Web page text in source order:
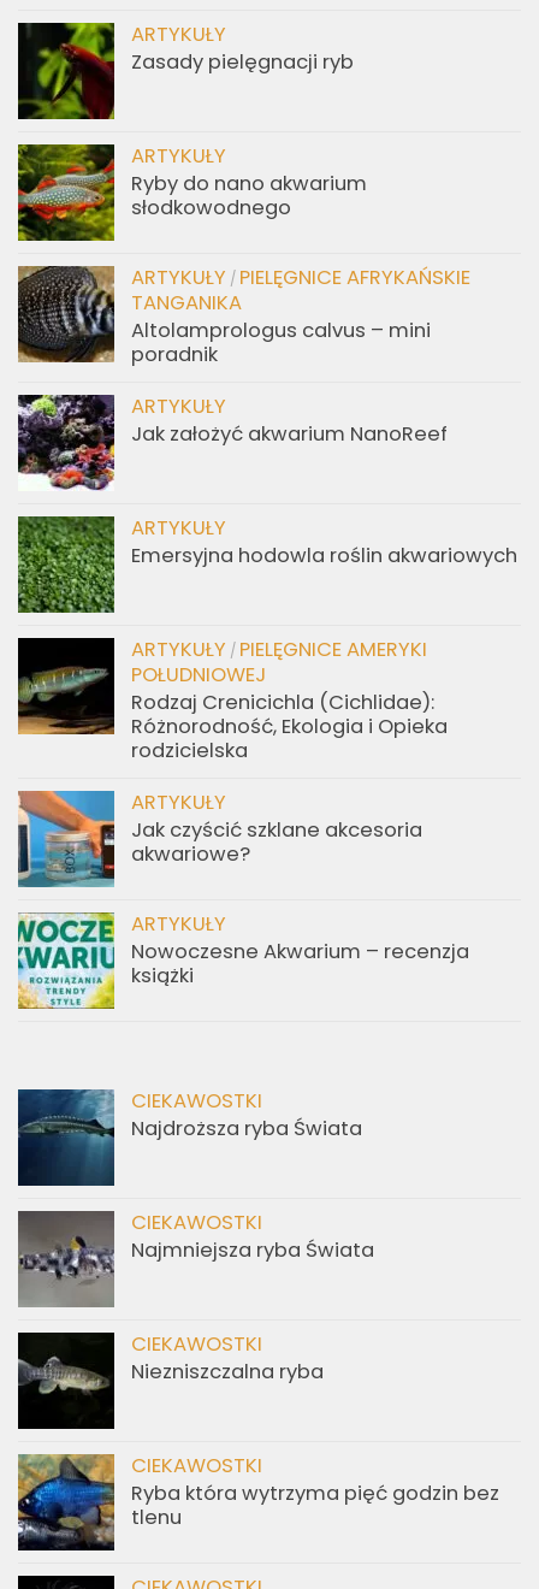
ARTYKUŁY
Zasady pielęgnacji ryb
ARTYKUŁY
Ryby do nano akwarium
słodkowodnego
ARTYKUŁY / PIELĘGNICE AFRYKAŃSKIE
TANGANIKA
Altolamprologus calvus – mini
poradnik
ARTYKUŁY
Jak założyć akwarium NanoReef
ARTYKUŁY
Emersyjna hodowla roślin akwariowych
ARTYKUŁY / PIELĘGNICE AMERYKI
POŁUDNIOWEJ
Rodzaj Crenicichla (Cichlidae):
Różnorodność, Ekologia i Opieka
rodzicielska
ARTYKUŁY
Jak czyścić szklane akcesoria
akwariowe?
ARTYKUŁY
Nowoczesne Akwarium – recenzja
książki
CIEKAWOSTKI
Najdroższa ryba Świata
CIEKAWOSTKI
Najmniejsza ryba Świata
CIEKAWOSTKI
Niezniszczalna ryba
CIEKAWOSTKI
Ryba która wytrzyma pięć godzin bez
tlenu